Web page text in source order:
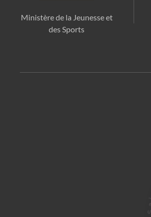
Ministère de la Jeunesse et
des Sports